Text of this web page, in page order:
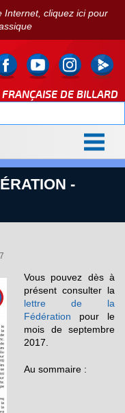
Internet, cliquez ici pour
DE BILLARD
-
Vous pouvez dès à
présent consulter la
lettre de la
Fédération pour le
mois de septembre
2017.
Au sommaire :